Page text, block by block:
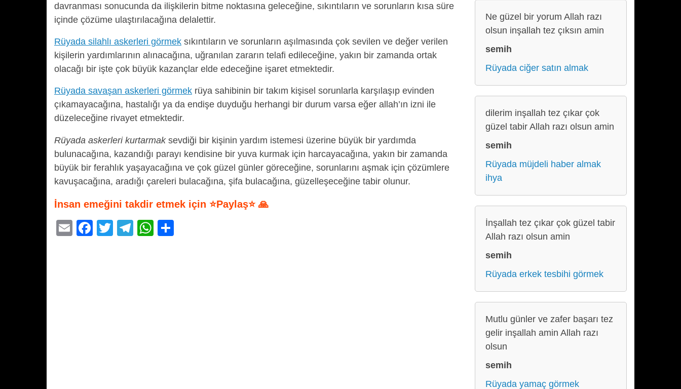
davranması sonucunda da ilişkilerin bitme noktasına geleceğine, sıkıntıların ve sorunların kısa süre
içinde çözüme ulaştırılacağına delalettir.
Rüyada silahlı askerleri görmek sıkıntıların ve sorunların aşılmasında çok sevilen ve değer verilen
kişilerin yardımlarının alınacağına, uğranılan zararın telafi edileceğine, yakın bir zamanda ortak
olacağı bir işte çok büyük kazançlar elde edeceğine işaret etmektedir.
Rüyada savaşan askerleri görmek rüya sahibinin bir takım kişisel sorunlarla karşılaşıp evinden
çıkamayacağına, hastalığı ya da endişe duyduğu herhangi bir durum varsa eğer allah’ın izni ile
düzeleceğine rivayet etmektedir.
Rüyada askerleri kurtarmaksevdiği bir kişinin yardım istemesi üzerine büyük bir yardımda
bulunacağına, kazandığı parayı kendisine bir yuva kurmak için harcayacağına, yakın bir zamanda
büyük bir ferahlık yaşayacağına ve çok güzel günler göreceğine, sorunlarını aşmak için çözümlere
kavuşacağına, aradığı çareleri bulacağına, şifa bulacağına, güzelleşeceğine tabir olunur.
İnsan emeğini takdir etmek için ⭐Paylaş⭐ 🙏
E
F
T
T
W
Ne güzel bir yorum Allah razı
olsun inşallah tez çıksın amin
semih
Rüyada ciğer satın almak
dilerim inşallah tez çıkar çok
güzel tabir Allah razı olsun amin
semih
Rüyada müjdeli haber almak
ihya
İnşallah tez çıkar çok güzel tabir
Allah razı olsun amin
semih
Rüyada erkek tesbihi görmek
Mutlu günler ve zafer başarı tez
gelir inşallah amin Allah razı
olsun
semih
Rüyada yamaç görmek